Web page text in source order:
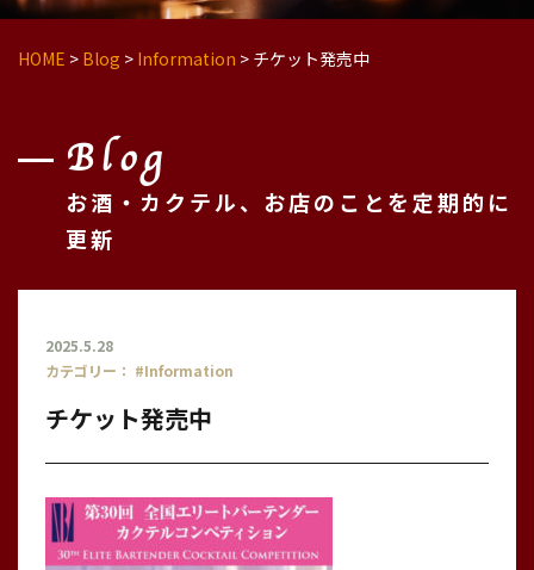
HOME > Blog > Information > チケット発売中
Blog
お酒・カクテル、お店のことを定期的に
更新
2025.5.28
カテゴリー： #Information
チケット発売中